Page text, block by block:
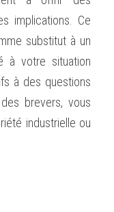
implications. Ce
substitut à un
à votre situation
à des questions
brevers, vous
industrielle ou